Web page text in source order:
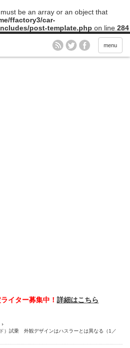
be an array or an object that
ffactory3/car-
post-template.php on line 284
menu
イター募集中！ 詳細はこちら
）試乗 外観デザインはハスラーとは異なる（1／